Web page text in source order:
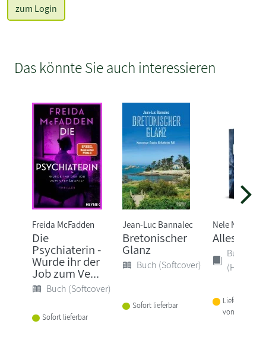
zum Login
Das könnte Sie auch interessieren
Freida McFadden
Die
Psychiaterin -
Wurde ihr der
Job zum Ve...
Buch (Softcover)
Sofort lieferbar
Jean-Luc Bannalec
Bretonischer
Glanz
Buch (Softcover)
Sofort lieferbar
Nele Neuhaus
Alles wird
Buch
Lieferbar
von 3